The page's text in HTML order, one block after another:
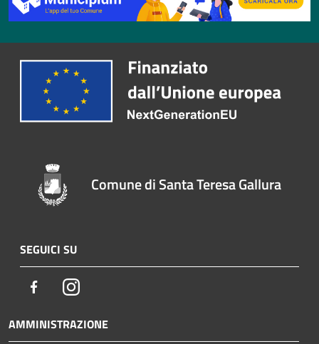
Comune di Santa Teresa Gallura
SEGUICI SU
FacebookInstagram
AMMINISTRAZIONE